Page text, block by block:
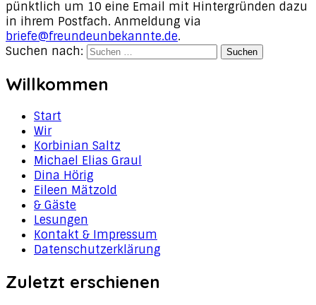
pünktlich um 10 eine Email mit Hintergründen dazu
in ihrem Postfach. Anmeldung via
briefe@freundeunbekannte.de.
Suchen nach:
Willkommen
Start
Wir
Korbinian Saltz
Michael Elias Graul
Dina Hörig
Eileen Mätzold
& Gäste
Lesungen
Kontakt & Impressum
Datenschutzerklärung
Zuletzt erschienen